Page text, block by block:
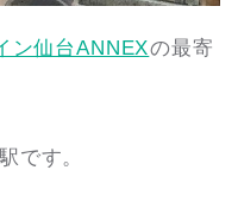
ン仙台ANNEXの最寄
です。